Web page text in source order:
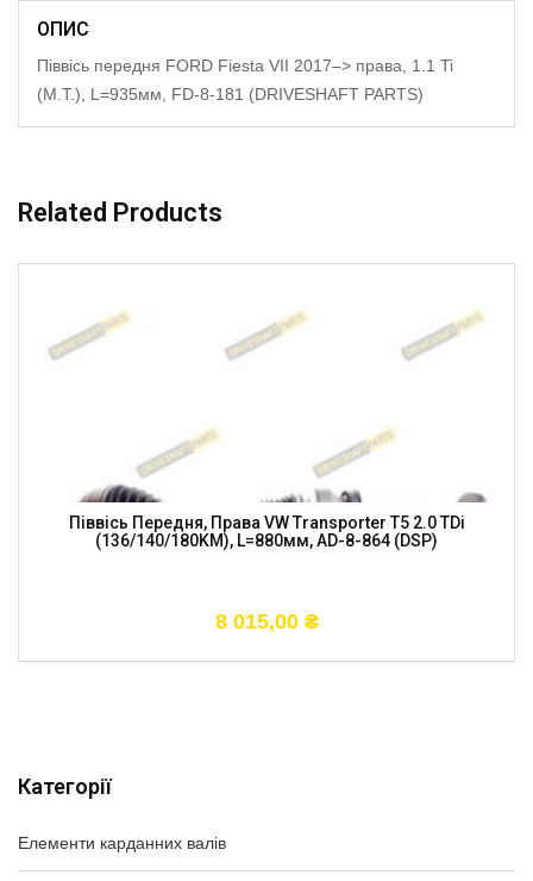
Категорії
Елементи карданних валів
ОПИС
Піввісь передня FORD Fiesta VII 2017–> права, 1.1 Ti
(M.T.), L=935мм, FD-8-181 (DRIVESHAFT PARTS)
Related Products
Піввісь Передня, Права VW Transporter T5 2.0 TDi
(136/140/180KM), L=880мм, AD-8-864 (DSP)
8 015,00 ₴